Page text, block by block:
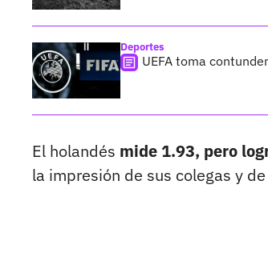
Deportes
UEFA toma
El holandés mide 1.93, pero
la impresión de sus colegas y